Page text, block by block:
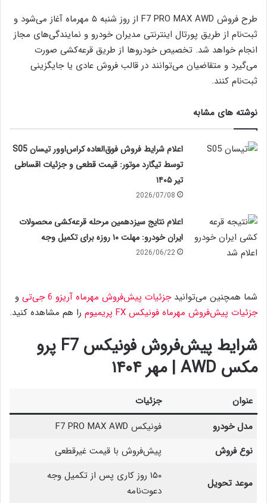
طرح فروش F7 PRO MAX AWD از روز شنبه ۵ مهرماه آغاز می‌شود و
ثبت‌نام از طریق پورتال اینترنتی مدیران خودرو و نمایندگی‌های مجاز
انجام خواهد شد. تخصیص خودروها از طریق قرعه‌کشی صورت
می‌گیرد و متقاضیان می‌توانند در قالب فروش عادی یا جایگزینی
ثبت‌نام کنند.
نوشته های مشابه
اعلام شرایط فروش فوق‌العاده کراس‌اوور تیسان S05
توسط تیگارد موتور: قیمت قطعی و جزئیات اقساطی
تیر ۱۴۰۵
2026/07/08
اعلام نتایج سیزدهمین مرحله قرعه‌کشی محصولات
ایران خودرو: مهلت ۱۰ روزه برای تکمیل وجه
2026/06/22
شما همچنین می‌توانیدجزئیات پیش‌فروش مهرماه آریزو 6 جی‌تی
و
جزئیات پیش‌فروش مهرماه فونیکس FX پریمیوم
را هم مشاهده کنید.
شرایط پیش‌فروش فونیکس F7 پرو
مکس AWD | مهر ۱۴۰۴
عنوان
جزئیات
مدل خودرو
فونیکس F7 PRO MAX AWD
نوع فروش
پیش‌فروش با قیمت غیرقطعی
موعد تحویل
۱۵۰ روز کاری پس از تکمیل وجه
دعوت‌نامه